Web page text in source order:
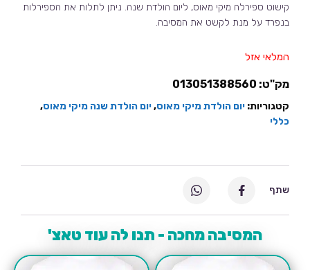
קישוט ספירלה מיקי מאוס, ליום הולדת שנה. ניתן לתלות את הספירלות
בנפרד על מנת לקשט את המסיבה.
המלאי אזל
מק"ט: 013051388560
קטגוריות: יום הולדת מיקי מאוס,יום הולדת שנה מיקי מאוס,
כללי
המסיבה מחכה - תנו לה עוד טאצ'
שתף